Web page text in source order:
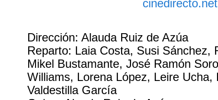
Dirección: Alauda Ruiz de Azúa
Reparto: Laia Costa, Susi Sánchez,
Mikel Bustamante, José Ramón
Williams, Lorena López, Leire Ucha,
Valdestilla García